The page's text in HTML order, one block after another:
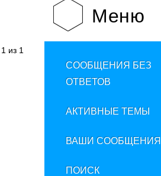
1 из 1
Меню
СООБЩЕНИЯ БЕЗ
ОТВЕТОВ
АКТИВНЫЕ ТЕМЫ
ВАШИ СООБЩЕНИЯ
ПОИСК